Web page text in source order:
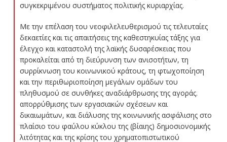
συγκεκριμένου συστήματος πολιτικής κυριαρχίας.
Με την επέλαση του νεοφιλελευθερισμού τις τελευταίες
δεκαετίες και τις απαιτήσεις της καθεστηκυίας τάξης για
έλεγχο και καταστολή της λαϊκής δυσαρέσκειας που
προκαλείται από τη διεύρυνση των ανισοτήτων, τη
συρρίκνωση του κοινωνικού κράτους, τη φτωχοποίηση
και την περιθωριοποίηση μεγάλων ομάδων του
πληθυσμού σε συνθήκες αναδιάρθρωσης της αγοράς.
απορρύθμισης των εργασιακών σχέσεων και
δικαιωμάτων, και διάλυσης της κοινωνικής ασφάλισης στο
πλαίσιο του φαύλου κύκλου της (βίαιης) δημοσιονομικής
λιτότητας και της κρίσης του χρηματοπιστωτικού